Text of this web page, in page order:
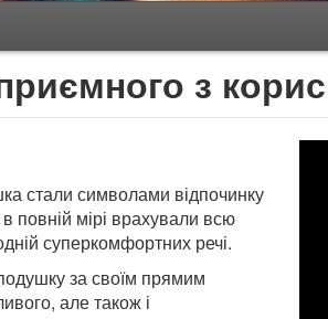
з
стали символами відпочинку
повній мірі врахували всю
суперкомфортних речі.
за своїм прямим
але також і